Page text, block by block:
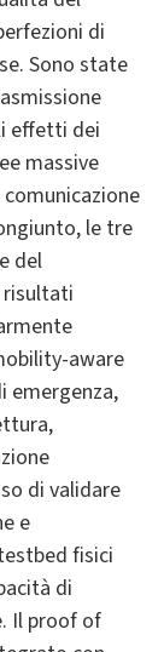
di
Sono state
effetti dei
massive
le tre
del
risultati
aware
emergenza,
di validare
e
fisici
di
Il proof of